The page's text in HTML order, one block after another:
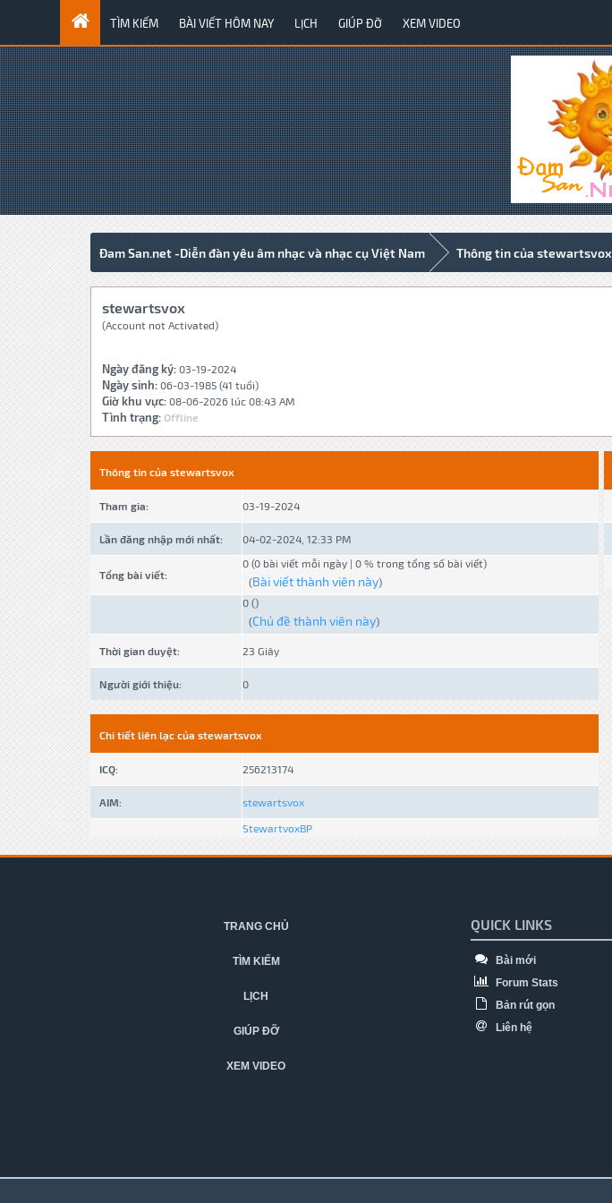
TÌM KIẾM BÀI VIẾT HÔM NAY LỊCH GIÚP ĐỠ XEM VIDEO
Đam San.net -Diễn đàn yêu âm nhạc và nhạc cụ Việt Nam Thông tin của stewartsvox
stewartsvox
(Account not Activated)
Ngày đăng ký:03-19-2024
Ngày sinh:06-03-1985 (41 tuổi)
Giờ khu vực:08-06-2026 lúc 08:43 AM
Tình trạng: Offline
Thông tin của stewartsvox
Tham gia: 03-19-2024
Lần đăng nhập mới nhất: 04-02-2024, 12:33 PM
Tổng bài viết:
0 (0 bài viết mỗi ngày | 0 % trong tổng số bài viết)
(Bài viết thành viên này)
0 ()
(Chủ đề thành viên này)
Thời gian duyệt: 23 Giây
Người giới thiệu: 0
Chi tiết liên lạc của stewartsvox
ICQ: 256213174
AIM: stewartsvox
StewartvoxBP
TRANG CHỦ
TÌM KIẾM
LỊCH
GIÚP ĐỠ
XEM VIDEO
QUICK LINKS
Bài mới
Forum Stats
Bản rút gọn
Liên hệ